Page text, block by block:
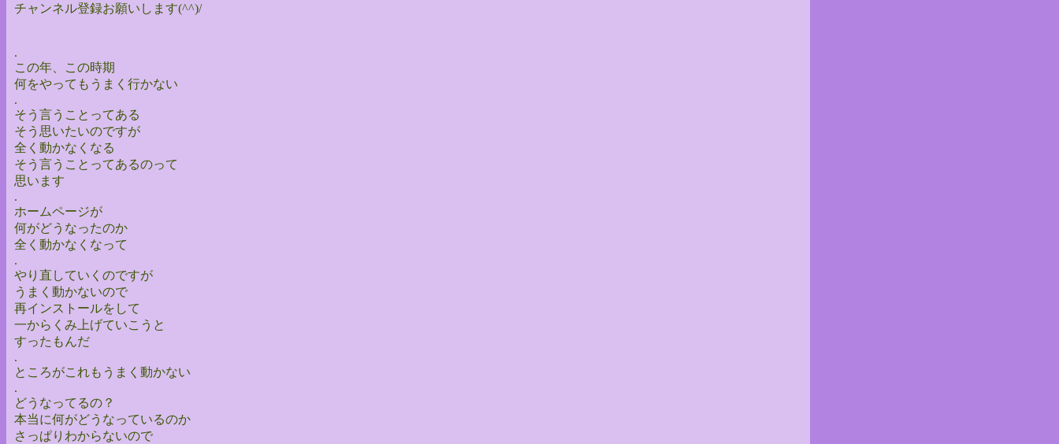
チャンネル登録お願いします(^^)/
.
この年、この時期
何をやってもうまく行かない
.
そう言うことってある
そう思いたいのですが
全く動かなくなる
そう言うことってあるのって
思います
.
ホームページが
何がどうなったのか
全く動かなくなって
.
やり直していくのですが
うまく動かないので
再インストールをして
一からくみ上げていこうと
すったもんだ
.
ところがこれもうまく動かない
.
どうなってるの？
本当に何がどうなっているのか
さっぱりわからないので